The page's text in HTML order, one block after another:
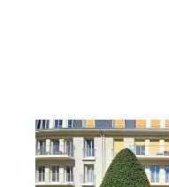
COMPIEGNE 60
56,77 m 2 , 2 pièces
Ref : 17898